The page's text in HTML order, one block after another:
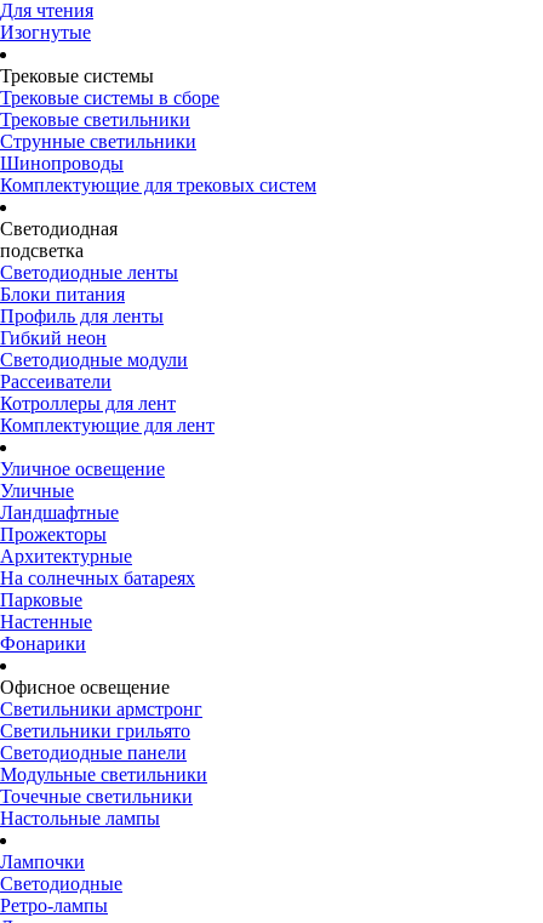
Для чтения
Изогнутые
Трековые системы
Трековые системы в сборе
Трековые светильники
Струнные светильники
Шинопроводы
Комплектующие для трековых систем
Светодиодная
подсветка
Светодиодные ленты
Блоки питания
Профиль для ленты
Гибкий неон
Светодиодные модули
Рассеиватели
Котроллеры для лент
Комплектующие для лент
Уличное освещение
Уличные
Ландшафтные
Прожекторы
Архитектурные
На солнечных батареях
Парковые
Настенные
Фонарики
Офисное освещение
Светильники армстронг
Светильники грильято
Светодиодные панели
Модульные светильники
Точечные светильники
Настольные лампы
Лампочки
Светодиодные
Ретро-лампы